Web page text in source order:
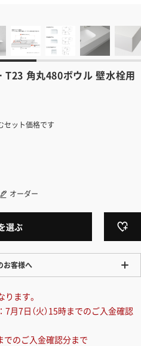
T23 角丸480ボウル 壁水栓用
セット価格です
オーダー
選ぶ
お客様へ
格で販売しております。法人/個人
ています。
「請求書払い」の詳細はこちら
ます。
月7日（火）15時までのご入金確認
でのご入金確認分まで